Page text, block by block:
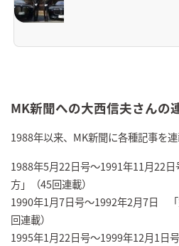
MK新聞への大西信夫さんの
1988年以来、MK新聞に各種記事を連
1988年5月22日号～1991年11月22
方」（45回連載）
1990年1月7日号～1992年2月7日
回連載）
1995年1月22日号～1999年12月1日